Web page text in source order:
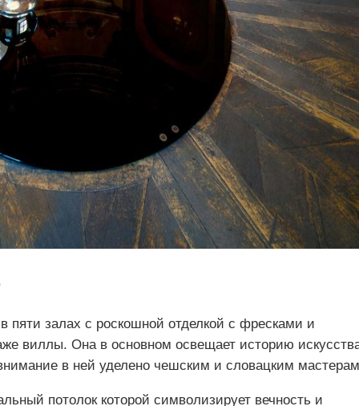
пяти залах с роскошной отделкой с фресками и
виллы. Она в основном освещает историю
в ней уделено чешским и словацким
потолок которой символизирует вечность и